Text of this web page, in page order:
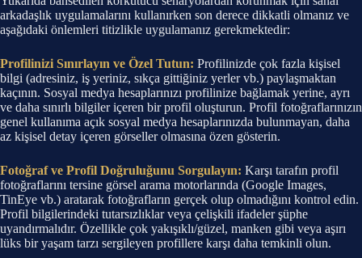
arkadaşlık uygulamalarını kullanırken son derece dikkatli olmanız ve
aşağıdaki önlemleri titizlikle uygulamanız gerekmektedir:
Profilinizi Sınırlayın ve Özel Tutun: Profilinizde çok fazla kişisel
bilgi (adresiniz, iş yeriniz, sıkça gittiğiniz yerler vb.) paylaşmaktan
kaçının. Sosyal medya hesaplarınızı profilinize bağlamak yerine, ayrı
ve daha sınırlı bilgiler içeren bir profil oluşturun. Profil fotoğraflarınızın
genel kullanıma açık sosyal medya hesaplarınızda bulunmayan, daha
az kişisel detay içeren görseller olmasına özen gösterin.
Fotoğraf ve Profil Doğruluğunu Sorgulayın: Karşı tarafın profil
fotoğraflarını tersine görsel arama motorlarında (Google Images,
TinEye vb.) aratarak fotoğrafların gerçek olup olmadığını kontrol edin.
Profil bilgilerindeki tutarsızlıklar veya çelişkili ifadeler şüphe
uyandırmalıdır. Özellikle çok yakışıklı/güzel, manken gibi veya aşırı
lüks bir yaşam tarzı sergileyen profillere karşı daha temkinli olun.